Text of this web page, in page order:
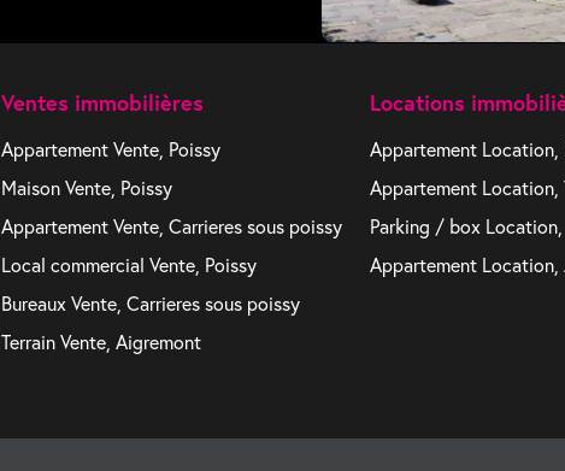
Ventes immobilières
Appartement Vente, Poissy
Maison Vente, Poissy
Appartement Vente, Carrieres sous poissy
Local commercial Vente, Poissy
Bureaux Vente, Carrieres sous poissy
Terrain Vente, Aigremont
Locations
Appartement Location,
Appartement Location,
Parking / box Location,
Appartement Location,